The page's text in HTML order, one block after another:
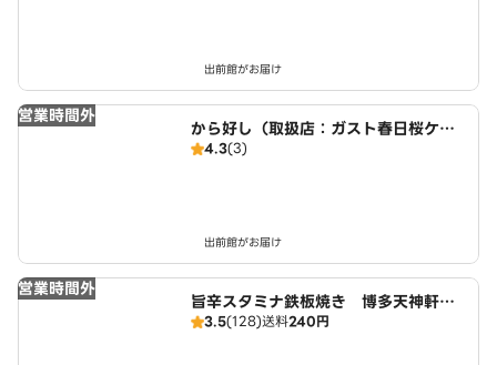
出前館がお届け
営業時間外
から好し（取扱店：ガスト春日桜ケ
丘）
4.3(3)
出前館がお届け
営業時間外
旨辛スタミナ鉄板焼き 博多天神軒
福岡南店
3.5(128)送料240円